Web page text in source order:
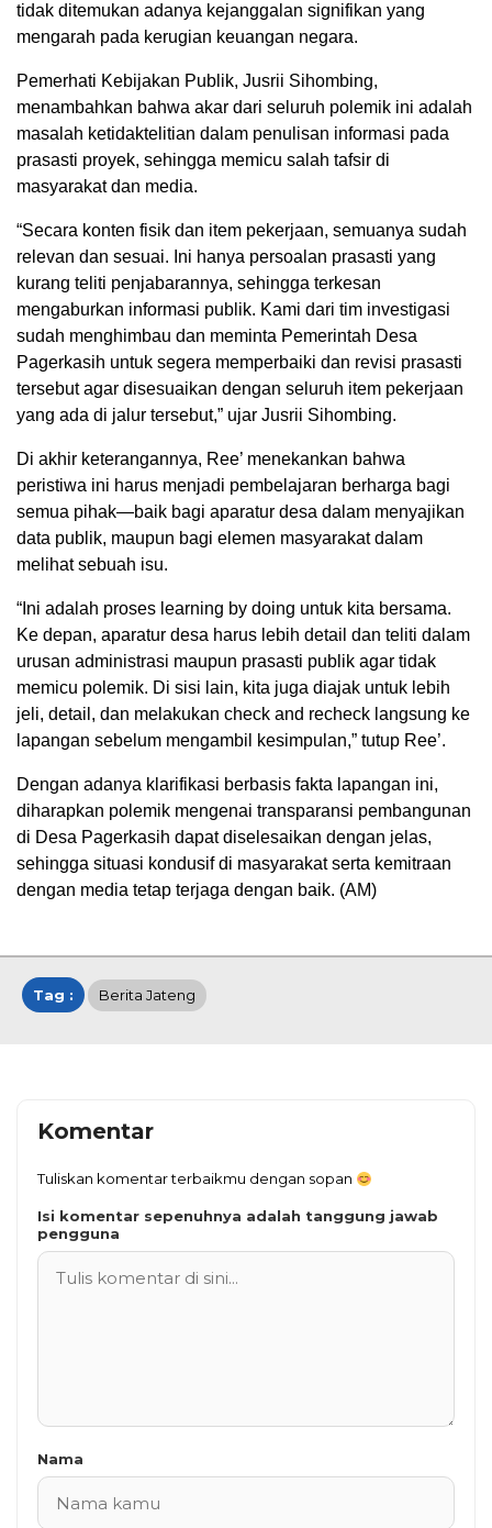
tidak ditemukan adanya kejanggalan signifikan yang
mengarah pada kerugian keuangan negara.
Pemerhati Kebijakan Publik, Jusrii Sihombing,
menambahkan bahwa akar dari seluruh polemik ini adalah
masalah ketidaktelitian dalam penulisan informasi pada
prasasti proyek, sehingga memicu salah tafsir di
masyarakat dan media.
“Secara konten fisik dan item pekerjaan, semuanya sudah
relevan dan sesuai. Ini hanya persoalan prasasti yang
kurang teliti penjabarannya, sehingga terkesan
mengaburkan informasi publik. Kami dari tim investigasi
sudah menghimbau dan meminta Pemerintah Desa
Pagerkasih untuk segera memperbaiki dan revisi prasasti
tersebut agar disesuaikan dengan seluruh item pekerjaan
yang ada di jalur tersebut,” ujar Jusrii Sihombing.
Di akhir keterangannya, Ree’ menekankan bahwa
peristiwa ini harus menjadi pembelajaran berharga bagi
semua pihak—baik bagi aparatur desa dalam menyajikan
data publik, maupun bagi elemen masyarakat dalam
melihat sebuah isu.
“Ini adalah proses learning by doing untuk kita bersama.
Ke depan, aparatur desa harus lebih detail dan teliti dalam
urusan administrasi maupun prasasti publik agar tidak
memicu polemik. Di sisi lain, kita juga diajak untuk lebih
jeli, detail, dan melakukan check and recheck langsung ke
lapangan sebelum mengambil kesimpulan,” tutup Ree’.
Dengan adanya klarifikasi berbasis fakta lapangan ini,
diharapkan polemik mengenai transparansi pembangunan
di Desa Pagerkasih dapat diselesaikan dengan jelas,
sehingga situasi kondusif di masyarakat serta kemitraan
dengan media tetap terjaga dengan baik. (AM)
Tag : Berita Jateng
Komentar
Tuliskan komentar terbaikmu dengan sopan
Isi komentar sepenuhnya adalah tanggung jawab
pengguna
Nama